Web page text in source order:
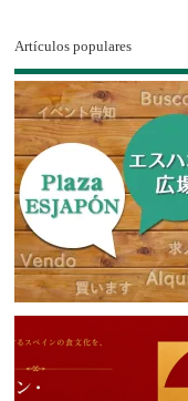
Artículos populares